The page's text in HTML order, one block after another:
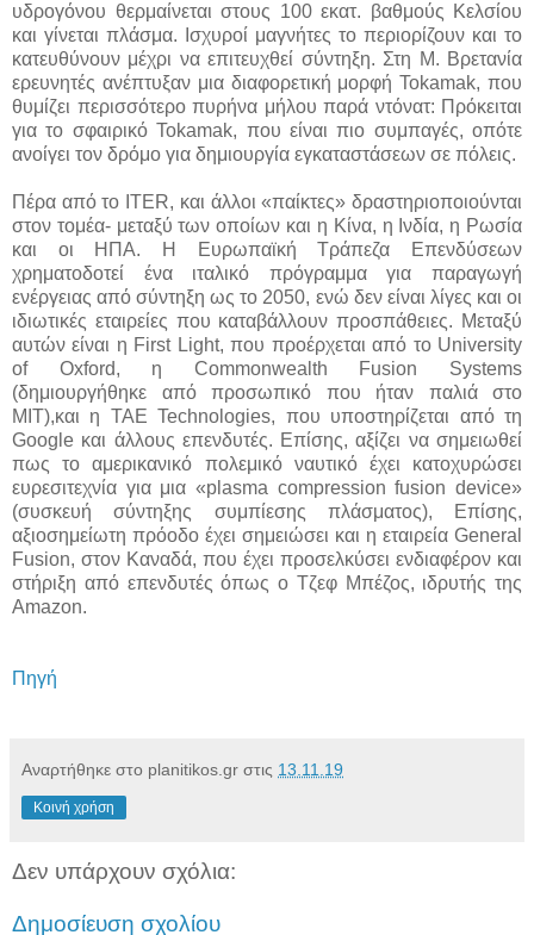
υδρογόνου θερμαίνεται στους 100 εκατ. βαθμούς Κελσίου
και γίνεται πλάσμα. Ισχυροί μαγνήτες το περιορίζουν και το
κατευθύνουν μέχρι να επιτευχθεί σύντηξη. Στη Μ. Βρετανία
ερευνητές ανέπτυξαν μια διαφορετική μορφή Tokamak, που
θυμίζει περισσότερο πυρήνα μήλου παρά ντόνατ: Πρόκειται
για το σφαιρικό Tokamak, που είναι πιο συμπαγές, οπότε
ανοίγει τον δρόμο για δημιουργία εγκαταστάσεων σε πόλεις.
Πέρα από το ITER, και άλλοι «παίκτες» δραστηριοποιούνται
στον τομέα- μεταξύ των οποίων και η Κίνα, η Ινδία, η Ρωσία
και οι ΗΠΑ. Η Ευρωπαϊκή Τράπεζα Επενδύσεων
χρηματοδοτεί ένα ιταλικό πρόγραμμα για παραγωγή
ενέργειας από σύντηξη ως το 2050, ενώ δεν είναι λίγες και οι
ιδιωτικές εταιρείες που καταβάλλουν προσπάθειες. Μεταξύ
αυτών είναι η First Light, που προέρχεται από το University
of Oxford, η Commonwealth Fusion Systems
(δημιουργήθηκε από προσωπικό που ήταν παλιά στο
ΜΙΤ),και η ΤΑΕ Technologies, που υποστηρίζεται από τη
Google και άλλους επενδυτές. Επίσης, αξίζει να σημειωθεί
πως το αμερικανικό πολεμικό ναυτικό έχει κατοχυρώσει
ευρεσιτεχνία για μια «plasma compression fusion device»
(συσκευή σύντηξης συμπίεσης πλάσματος), Επίσης,
αξιοσημείωτη πρόοδο έχει σημειώσει και η εταιρεία General
Fusion, στον Καναδά, που έχει προσελκύσει ενδιαφέρον και
στήριξη από επενδυτές όπως ο Τζεφ Μπέζος, ιδρυτής της
Amazon.
Πηγή
Αναρτήθηκε στο planitikos.gr στις 13.11.19
Κοινή χρήση
Δεν υπάρχουν σχόλια:
Δημοσίευση σχολίου